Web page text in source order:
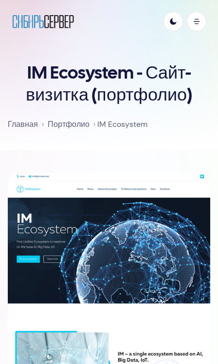
IM Ecosystem - Сайт-
визитка (портфолио)
Главная Портфолио IM Ecosystem